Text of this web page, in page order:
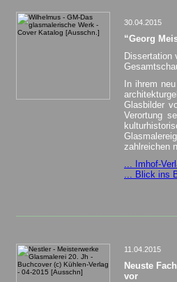
30.04.2015
“Georg
Dissertation
In ihrem
Glasbilder
Verortung
zahlreichen
... Imhof-
... Blick ins
11.04.2015
Neuste
vor